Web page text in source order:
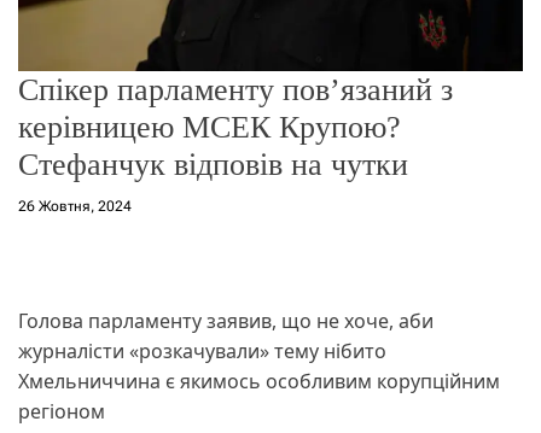
Спікер парламенту пов’язаний з
керівницею МСЕК Крупою?
Стефанчук відповів на чутки
26 Жовтня, 2024
Голова парламенту заявив, що не хоче, аби
журналісти «розкачували» тему нібито
Хмельниччина є якимось особливим корупційним
регіоном